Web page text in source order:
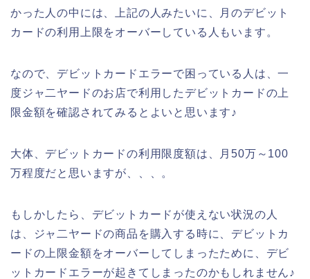
かった人の中には、上記の人みたいに、月のデビット
カードの利用上限をオーバーしている人もいます。
なので、デビットカードエラーで困っている人は、一
度ジャ二ヤードのお店で利用したデビットカードの上
限金額を確認されてみるとよいと思います♪
大体、デビットカードの利用限度額は、月50万～100
万程度だと思いますが、、、。
もしかしたら、デビットカードが使えない状況の人
は、ジャ二ヤードの商品を購入する時に、デビットカ
ードの上限金額をオーバーしてしまったために、デビ
ットカードエラーが起きてしまったのかもしれません♪